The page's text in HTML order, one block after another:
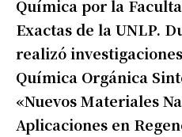
Química por la
Exactas de la UNLP.
realizó
Química Orgánica
«Nuevos Materiales
Aplicaciones en